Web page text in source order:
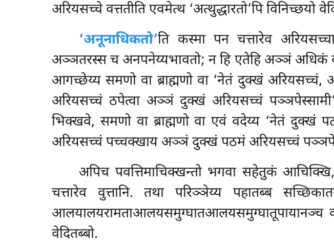
अरियसच्चे वत्ततीति एवमेत्थ ‘अत्थुद्धारतो’पि विनिच्छयो
‘अनूनाधिकतो’ति कस्मा पन चत्तारेव
अञ्ञतरस्स च अनपनेय्यभावतो; न हि एतेहि अञ्ञं अधिकं
आगच्छेय्य समणो वा ब्राह्मणो वा ‘नेतं दुक्खं
अरियसच्चं ठपेत्वा अञ्ञं दुक्खं अरियसच्चं
भिक्खवे, समणो वा ब्राह्मणो वा एवं वदेय्य ‘नेतं
अरियसच्चं पच्चक्खाय अञ्ञं दुक्खं पठमं अरियसच्चं
अपिच पवत्तिमाचिक्खन्तो भगवा सहेतुकं
चत्तारेव वुत्तानि. तथा परिञ्ञेय्य पहातब्ब
आलयालयरामताआलयसमुग्घातआलयसमुग्घातूपायानञ्च
वेदितब्बो.